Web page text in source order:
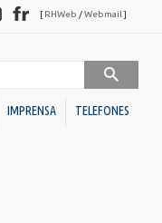
[RHWeb /Webmail]
IMPRENSA TELEFONES